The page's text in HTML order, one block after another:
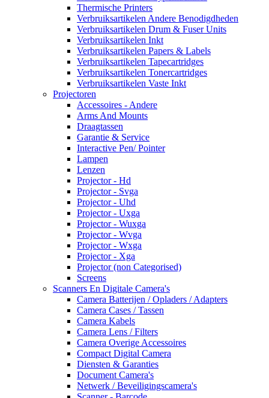
Thermische Printers
Verbruiksartikelen Andere Benodigdheden
Verbruiksartikelen Drum & Fuser Units
Verbruiksartikelen Inkt
Verbruiksartikelen Papers & Labels
Verbruiksartikelen Tapecartridges
Verbruiksartikelen Tonercartridges
Verbruiksartikelen Vaste Inkt
Projectoren
Accessoires - Andere
Arms And Mounts
Draagtassen
Garantie & Service
Interactive Pen/ Pointer
Lampen
Lenzen
Projector - Hd
Projector - Svga
Projector - Uhd
Projector - Uxga
Projector - Wuxga
Projector - Wvga
Projector - Wxga
Projector - Xga
Projector (non Categorised)
Screens
Scanners En Digitale Camera's
Camera Batterijen / Opladers / Adapters
Camera Cases / Tassen
Camera Kabels
Camera Lens / Filters
Camera Overige Accessoires
Compact Digital Camera
Diensten & Garanties
Document Camera's
Netwerk / Beveiligingscamera's